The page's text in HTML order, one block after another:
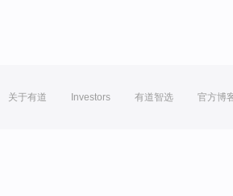
关于有道 Investors 有道智选 官方博